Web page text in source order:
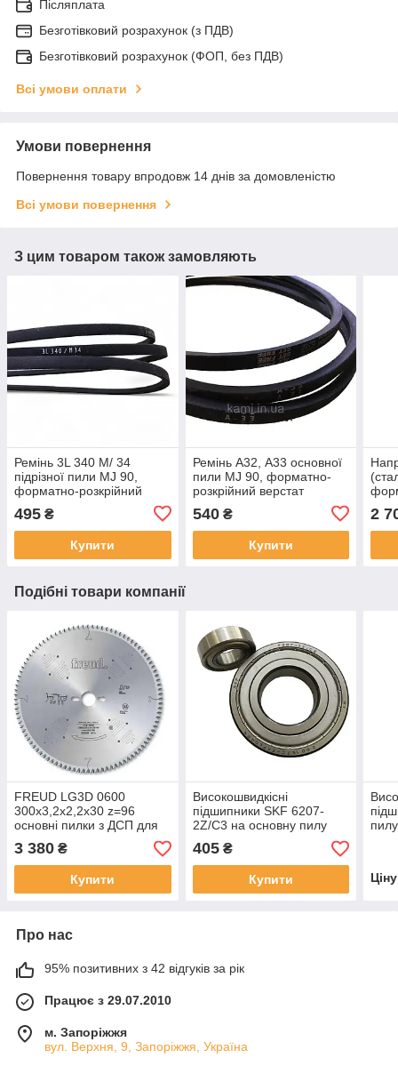
Післяплата
Безготівковий розрахунок (з ПДВ)
Безготівковий розрахунок (ФОП, без ПДВ)
Всі умови оплати
Умови повернення
Повернення товару впродовж 14 днів за домовленістю
Всі умови повернення
З цим товаром також замовляють
Ремінь 3L 340 M/ 34
підрізної пили MJ 90,
форматно-розкрійний
495 ₴
Купити
Ремінь А32, А33 основної
пили MJ 90, форматно-
розкрійний верстат
540₴
Купити
2
Подібні товари компанії
FREUD LG3D 0600
300х3,2х2,2х30 z=96
основні пилки з ДСП для
форматно-раскроечних
верстатів
3 380 ₴
Купити
Високошвидкісні
підшипники SKF 6207-
2Z/C3 на основну пилу
форматно-розкрійного
верстата MJ-90
405₴
Купити
Про нас
95% позитивних з 42 відгуків за рік
Працює з 29.07.2010
м. Запоріжжя
вул. Верхня, 9, Запоріжжя, Україна